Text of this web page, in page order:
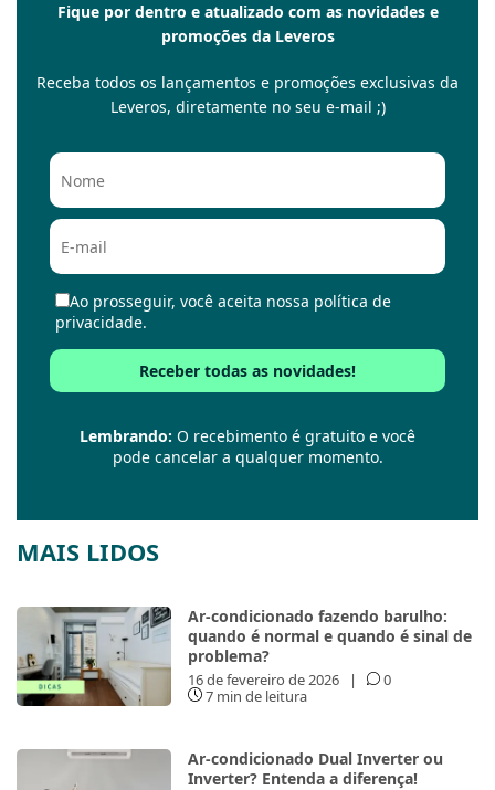
Fique por dentro e atualizado com as novidades e
promoções da Leveros
Receba todos os lançamentos e promoções exclusivas da
Leveros, diretamente no seu e-mail ;)
Ao prosseguir, você aceita nossa política de
privacidade.
Lembrando: O recebimento é gratuito e você
pode cancelar a qualquer momento.
MAIS LIDOS
Ar-condicionado fazendo barulho:
quando é normal e quando é sinal de
problema?
16 de fevereiro de 2026 |
0
7 min de leitura
Ar-condicionado Dual Inverter ou
Inverter? Entenda a diferença!